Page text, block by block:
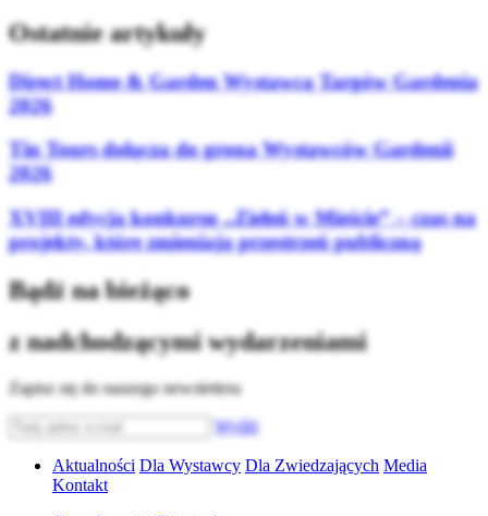
Ostatnie artykuły
Direct Home & Garden Wystawcą Targów Gardenia
2026
Tin Tours dołącza do grona Wystawców Gardenii
2026
XVIII edycja konkursu „Zieleń w Mieście” – czas na
projekty, które zmieniają przestrzeń publiczną
Bądź na bieżąco
z nadchodzącymi wydarzeniami
Zapisz się do naszego newslettera
Wyślij
Aktualności Dla Wystawcy Dla Zwiedzających Media
Kontakt